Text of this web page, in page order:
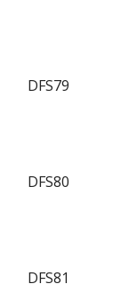
DFS79
DFS80
DFS81